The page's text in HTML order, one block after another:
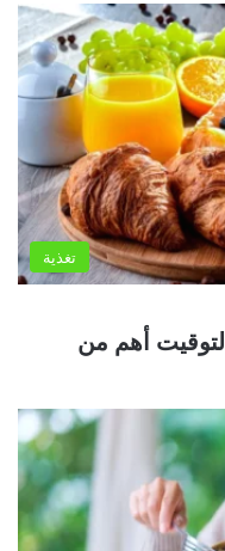
تغذية
أهم من